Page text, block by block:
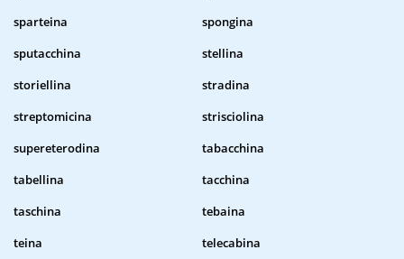
sparteina
spongina
sputacchina
stellina
storiellina
stradina
streptomicina
strisciolina
supereterodina
tabacchina
tabellina
tacchina
taschina
tebaina
teina
telecabina